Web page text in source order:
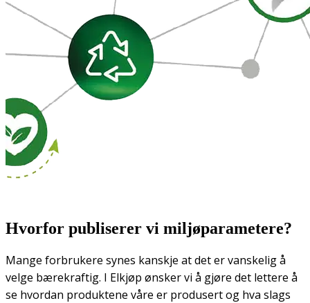
Hvorfor publiserer vi miljøparametere?
Mange forbrukere synes kanskje at det er vanskelig å
velge bærekraftig. I Elkjøp ønsker vi å gjøre det lettere å
se hvordan produktene våre er produsert og hva slags